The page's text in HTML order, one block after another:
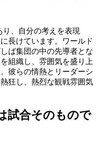
、自分の考えを表現
長けています。ワールド
ば集団の中の先導者とな
組織し、雰囲気を盛り上
彼らの情熱とリーダーシ
狂し、熱烈な観戦雰囲気
試合そのもので